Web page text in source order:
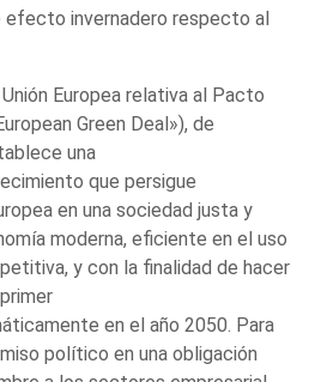
efecto invernadero respecto al
Europea relativa al Pacto
Green Deal»), de
una
que persigue
en una sociedad justa y
moderna, eficiente en el uso
y con la finalidad de hacer
en el año 2050. Para
político en una obligación